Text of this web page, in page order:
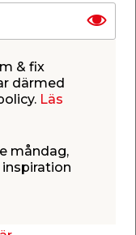
& fix
därmed
Läs
måndag,